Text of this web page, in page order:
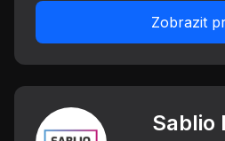
Zobrazit
Sablio